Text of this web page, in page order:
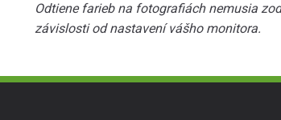
Odtiene farieb na fotografiách nemusia
závislosti od nastavení vášho monitora.